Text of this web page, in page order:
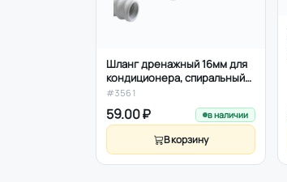
Шланг дренажный 16мм для
кондиционера, спиральный
1м
#3561
59.00 ₽ в наличии
В корзину